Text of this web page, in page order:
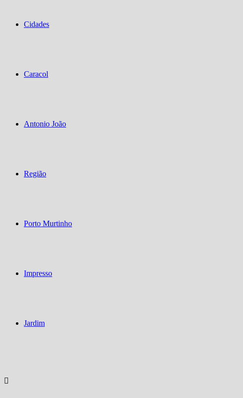
Cidades
Caracol
Antonio João
Região
Porto Murtinho
Impresso
Jardim